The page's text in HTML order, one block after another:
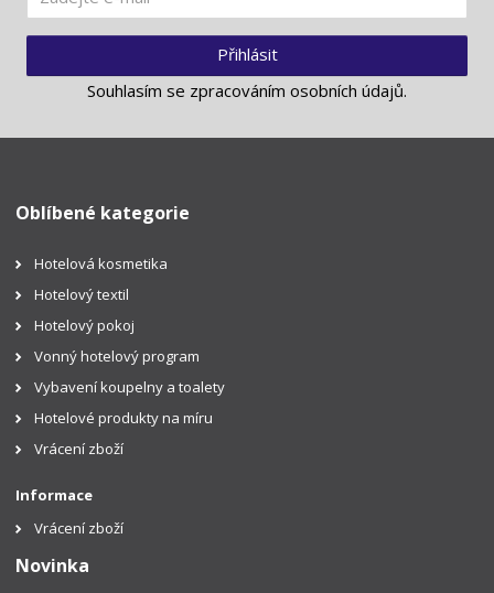
Přihlásit
Souhlasím se zpracováním osobních údajů.
Oblíbené kategorie
Hotelová kosmetika
Hotelový textil
Hotelový pokoj
Vonný hotelový program
Vybavení koupelny a toalety
Hotelové produkty na míru
Vrácení zboží
Informace
Vrácení zboží
Novinka